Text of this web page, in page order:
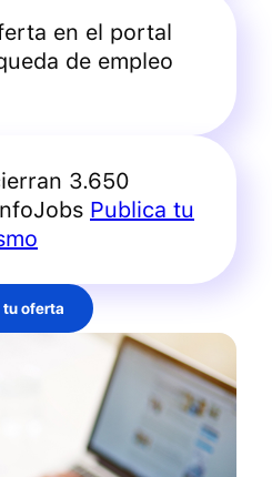
en el portal
de empleo
3.650
Publica tu
tu oferta